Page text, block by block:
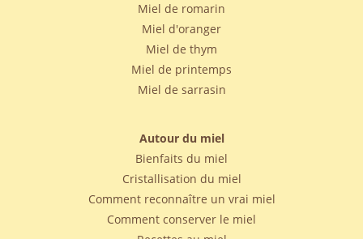
Miel de romarin
Miel d'oranger
Miel de thym
Miel de printemps
Miel de sarrasin
Autour du miel
Bienfaits du miel
Cristallisation du miel
Comment reconnaître un vrai miel
Comment conserver le miel